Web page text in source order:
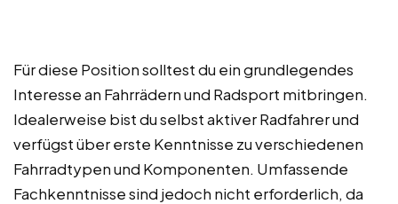
Für diese Position solltest du ein grundlegendes
Interesse an Fahrrädern und Radsport mitbringen.
Idealerweise bist du selbst aktiver Radfahrer und
verfügst über erste Kenntnisse zu verschiedenen
Fahrradtypen und Komponenten. Umfassende
Fachkenntnisse sind jedoch nicht erforderlich, da